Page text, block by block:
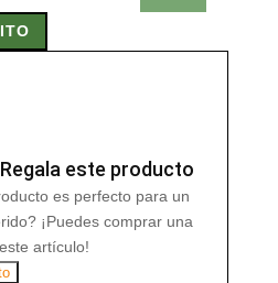
Regala este producto
es perfecto para un
¡Puedes comprar una
artículo!